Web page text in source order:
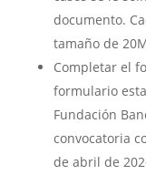
documento.
tamaño de
Completar el
formulario
Fundación
convocatoria
de abril de